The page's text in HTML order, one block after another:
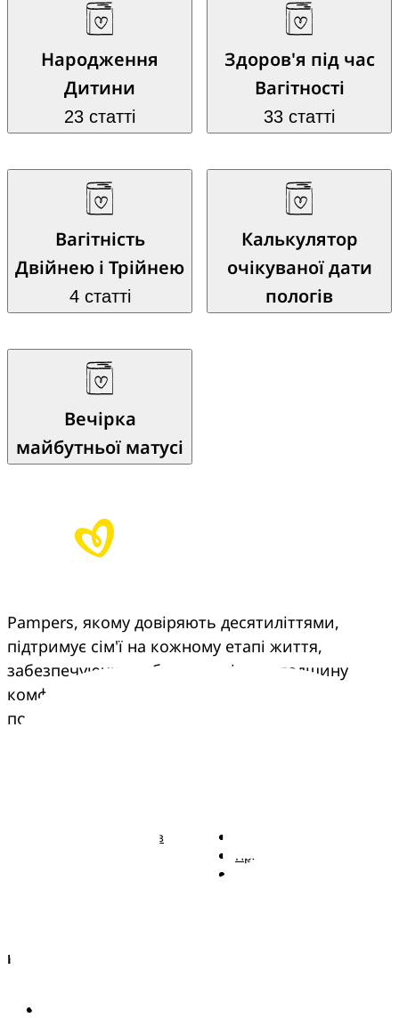
Народження
Дитини
23 статті
Здоров'я під час
Вагітності
33 статті
Вагітність
Двійнею і Трійнею
4 статті
Калькулятор
очікуваної дати
пологів
Вечірка
майбутньої матусі
Pampers, якому довіряють десятиліттями,
підтримує сім'ї на кожному етапі життя,
забезпечуючи турботу, досвід та спадщину
комфорту, що переходить з покоління в
покоління.
Підгузки Pampers із
Правові положення
Країна/регіон